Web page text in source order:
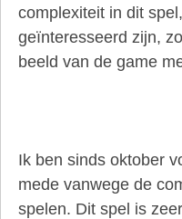
complexiteit in dit
geïnteresseerd zijn,
beeld van de game
Ik ben sinds oktober
mede vanwege de
spelen. Dit spel is